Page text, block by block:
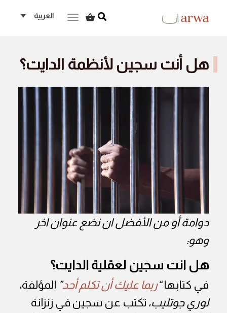
navigation
العربية
هل أنت سجين لأنظمة الدايت؟
دوامة أو من الأفضل ان نضع عنوان اخر
وهو:
هل انت سجين لعقلية الدايت؟
في كتابها“ربما عليك أن تكلم أحد” المؤلفة،
لوري جوتليب، تكتب عن سجين في زنزانة